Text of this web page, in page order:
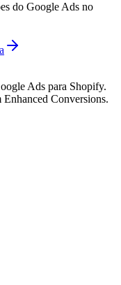
do Google Ads no
Ads para Shopify.
Enhanced Conversions.